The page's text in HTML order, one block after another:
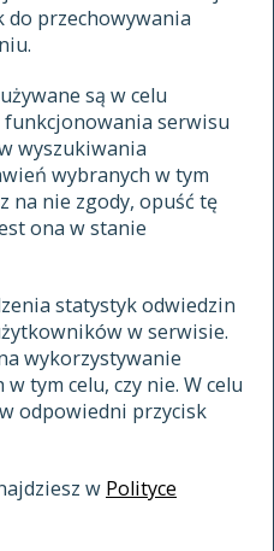
do przechowywania
są w celu
serwisu
wyszukiwania
wybranych w tym
na nie zgody, opuść tę
ona w stanie
statystyk odwiedzin
w serwisie.
wykorzystywanie
tym celu, czy nie. W celu
odpowiedni przycisk
w Polityce
WIEKU